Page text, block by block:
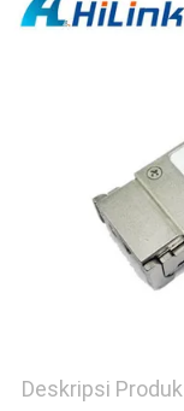
MINTA
KEBIJAKAN
Deskripsi Produk